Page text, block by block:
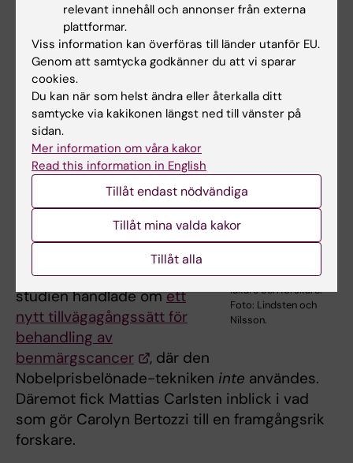
Mattias Carlsten om hans
sampublicering med Bertozzi
Mattias Carlsten,
läkare och forskare.
Foto: Lindsten och
Nilsson.
En som publicerat en
vetenskaplig artikel ihop
med en av
Nobelpristagarna, Carolyn
Bertozzi, är läkaren och KI-
forskaren
Mattias Carlsten
institutionen för
medicin, Huddinge. Den
studien handlade omett
nytt tillvägagångssätt för
behandling av
benmärgscancer
, där den
Nobelprisbelönade-tekniken inte användes.
Däremot fick Mattias Carlsten inblick i vad
som gör Carolyn Bertozzi till en framgångsrik
forskare.
relevant innehåll och annonser från externa
plattformar.
Viss information kan överföras till länder utanför EU.
Genom att samtycka godkänner du att vi sparar
cookies.
Du kan när som helst ändra eller återkalla ditt
samtycke via kakikonen längst ned till vänster på
sidan.
Mer information om våra kakor
Read this information in English
Tillåt endast nödvändiga
Tillåt mina valda kakor
Tillåt alla